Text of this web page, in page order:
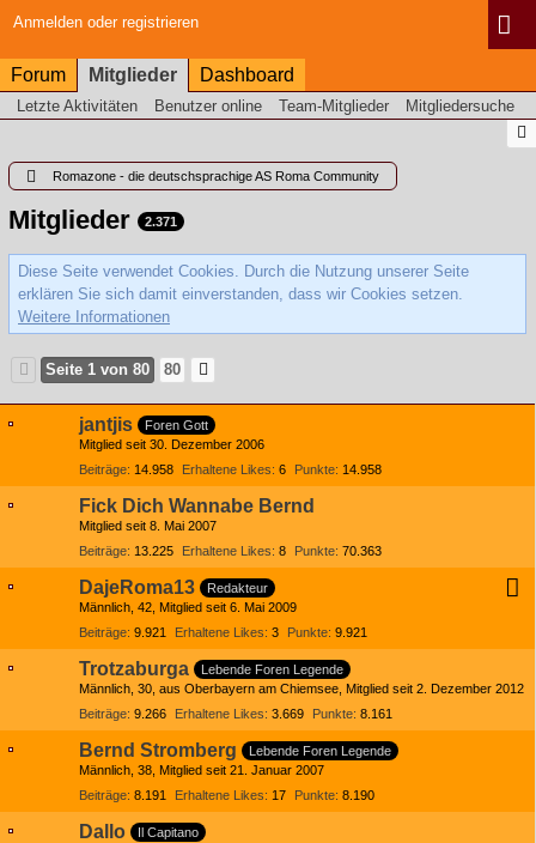
Anmelden oder registrieren
Forum Mitglieder Dashboard
Letzte Aktivitäten Benutzer online Team-Mitglieder Mitgliedersuche
Romazone - die deutschsprachige AS Roma Community
Mitglieder 2.371
Diese Seite verwendet Cookies. Durch die Nutzung unserer Seite
erklären Sie sich damit einverstanden, dass wir Cookies setzen.
Weitere Informationen
Seite 1 von 80 80
jantjis
Foren Gott
Mitglied seit 30. Dezember 2006
Beiträge 14.958 Erhaltene Likes 6 Punkte 14.958
Fick Dich Wannabe Bernd
Mitglied seit 8. Mai 2007
Beiträge 13.225 Erhaltene Likes 8 Punkte 70.363
DajeRoma13
Redakteur
Männlich 42 Mitglied seit 6. Mai 2009
Beiträge 9.921 Erhaltene Likes 3 Punkte 9.921
Trotzaburga
Lebende Foren Legende
Männlich 30 aus Oberbayern am Chiemsee Mitglied seit 2. Dezember 2012
Beiträge 9.266 Erhaltene Likes 3.669 Punkte 8.161
Bernd Stromberg
Lebende Foren Legende
Männlich 38 Mitglied seit 21. Januar 2007
Beiträge 8.191 Erhaltene Likes 17 Punkte 8.190
Dallo
Il Capitano